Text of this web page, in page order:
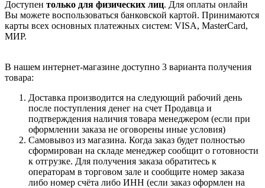
Доступен только для физических лиц. Для оплаты онлайн
Вы можете воспользоваться банковской картой. Принимаются
карты всех основных платежных систем: VISA, MasterCard,
МИР.
В нашем интернет-магазине доступно 3 варианта получения
товара:
Доставка производится на следующий рабочий день
после поступления денег на счет Продавца и
подтверждения наличия товара менеджером (если при
оформлении заказа не оговорены иные условия)
Самовывоз из магазина. Когда заказ будет полностью
сформирован на складе менеджер сообщит о готовности
к отгрузке. Для получения заказа обратитесь к
операторам в торговом зале и сообщите номер заказа
либо номер счёта либо ИНН (если заказ оформлен на